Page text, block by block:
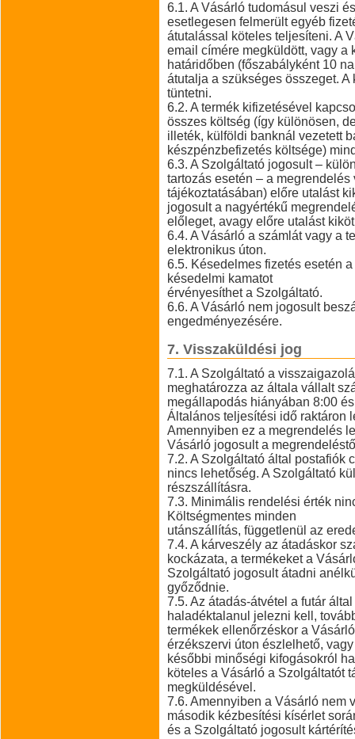
6.1. A Vásárló tudomásul veszi
esetlegesen felmerült egyéb
átutalással köteles teljesíteni. A
email címére megküldött, vagy a
határidőben (főszabályként 10
átutalja a szükséges összeget.
tüntetni.
6.2. A termék kifizetésével
összes költség (így különösen,
illeték, külföldi banknál vezetett
készpénzbefizetés költsége)
6.3. A Szolgáltató jogosult –
tartozás esetén – a
tájékoztatásában) előre utalást
jogosult a nagyértékű
előleget, avagy előre utalást
6.4. A Vásárló a számlát vagy a
elektronikus úton.
6.5. Késedelmes fizetés esetén
késedelmi kamatot
érvényesíthet a Szolgáltató.
6.6. A Vásárló nem jogosult
engedményezésére.
7. Visszaküldési jog
7.1. A Szolgáltató a
meghatározza az általa vállalt
megállapodás hiányában 8:00
Általános teljesítési idő raktáron
Amennyiben ez a megrendelés
Vásárló jogosult a
7.2. A Szolgáltató által postafiók
nincs lehetőség. A Szolgáltató
részszállításra.
7.3. Minimális rendelési érték
Költségmentes minden
utánszállítás, függetlenül az
7.4. A kárveszély az átadáskor
kockázata, a termékeket a
Szolgáltató jogosult átadni
győződnie.
7.5. Az átadás-átvétel a futár
haladéktalanul jelezni kell,
termékek ellenőrzéskor a
érzékszervi úton észlelhető,
későbbi minőségi kifogásokról
köteles a Vásárló a Szolgáltatót
megküldésével.
7.6. Amennyiben a Vásárló nem
második kézbesítési kísérlet
és a Szolgáltató jogosult